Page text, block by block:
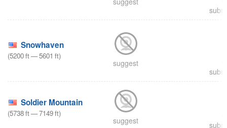
Snowhaven
(5200ft—5601 ft)
suggest
Soldier Mountain
(5738ft—7149ft)
suggest